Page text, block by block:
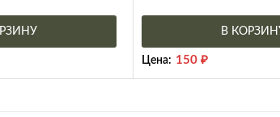
В
Цена: 150 ₽